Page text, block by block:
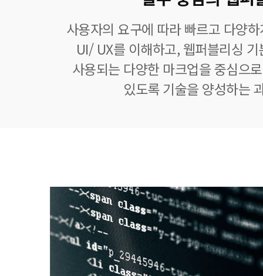
사용자의 요구에 따라 빠르고 다양
UI/ UX를 이해하고, 웹퍼블리싱
사용되는 다양한 마크업을 중심으
있도록 기술을 양성하는